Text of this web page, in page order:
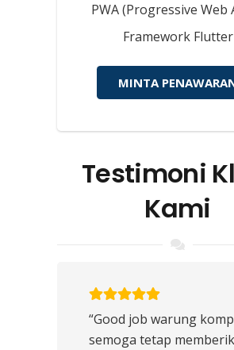
PWA (Progressive Web
Framework Flutter
MINTA
Testimoni
Kami
“Good job warung
semoga tetap